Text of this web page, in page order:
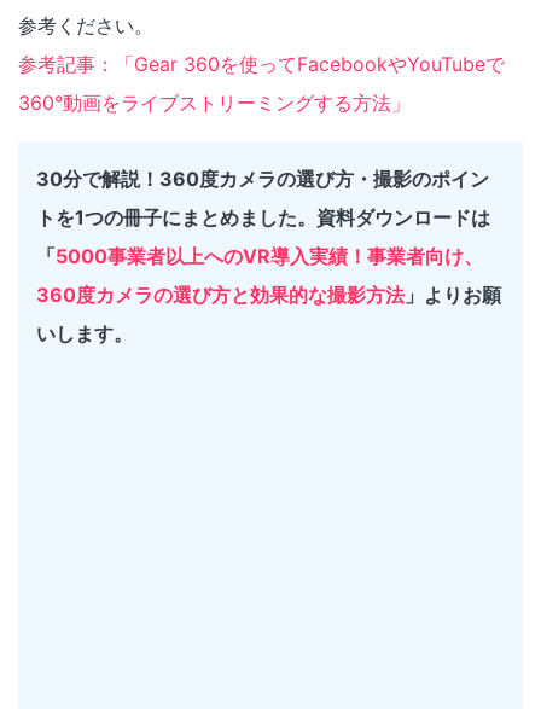
参考ください。
参考記事：「Gear 360を使ってFacebookやYouTubeで
360°動画をライブストリーミングする方法」
30分で解説！360度カメラの選び方・撮影のポイン
トを1つの冊子にまとめました。資料ダウンロードは
「5000事業者以上へのVR導入実績！事業者向け、
360度カメラの選び方と効果的な撮影方法」よりお願
いします。